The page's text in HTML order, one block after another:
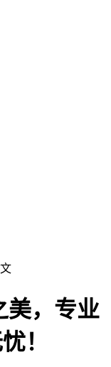
美，专业
！